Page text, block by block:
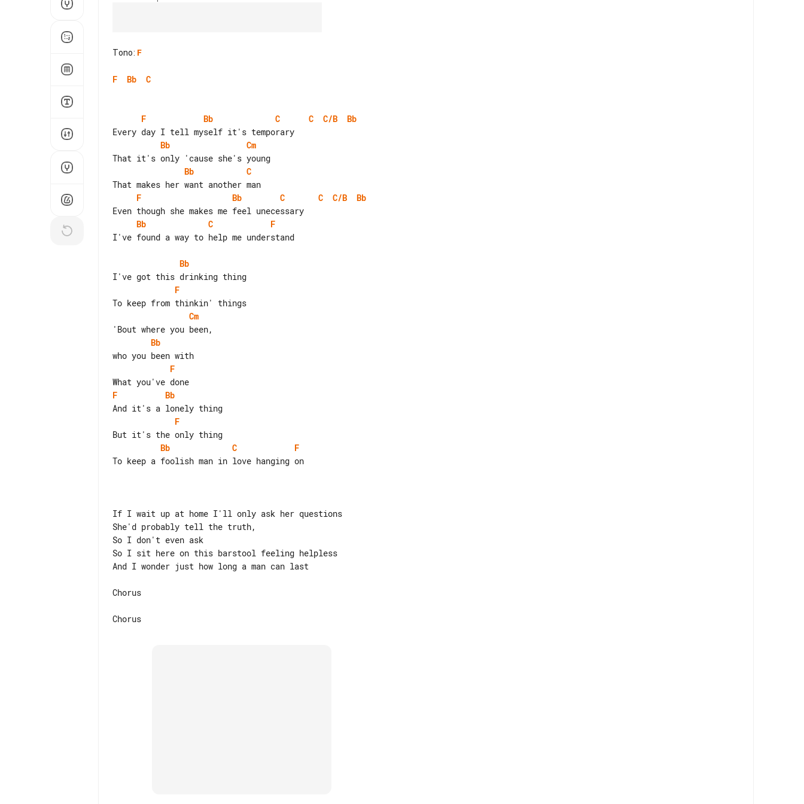
Tono: F
F Bb C
F Bb C C C/B
Bb
Bb
Cm
Bb
C
F
Bb C C C/B
Bb
Bb
C
F
I've found a way to help me understand
Bb
F
Cm
Bb
F
F
Bb
F
Bb
C
F
To keep a foolish man in love hanging on
If I wait up at home I'll only ask her questions
She'd probably tell the truth,
So I don't even ask
So I sit here on this barstool feeling helpless
And I wonder just how long a man can last
Chorus